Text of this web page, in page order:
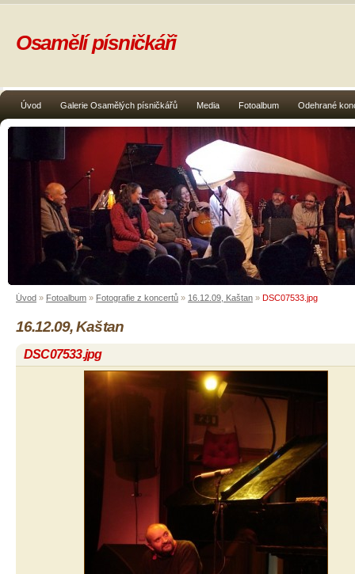
Úvod Galerie Osamělých písničkářů Media Fotoalbum Odehrané
Osamělí písničkáři
Úvod » Fotoalbum » Fotografie z koncertů » 16.12.09, Kaštan » DSC07533.jpg
16.12.09, Kaštan
DSC07533.jpg